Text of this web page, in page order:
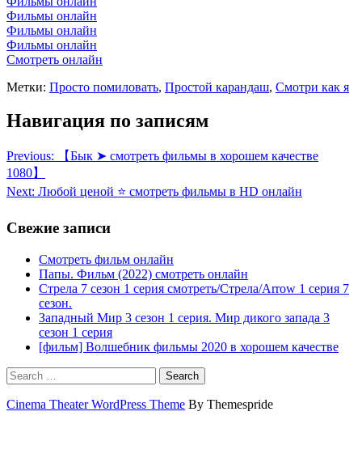
Фильмы онлайн
Фильмы онлайн
Фильмы онлайн
Смотреть онлайн
Метки: Просто помиловать, Простой карандаш, Смотри как я
Навигация по записям
Previous:
【Бык ➤ смотреть фильмы в хорошем качестве
1080】
Next: Любой ценой ⭐ смотреть фильмы в HD онлайн
Свежие записи
Смотреть фильм онлайн
Папы. Фильм (2022) смотреть онлайн
Стрела 7 сезон 1 серия смотреть/Стрела/Arrow 1 серия 7
сезон.
Западный Мир 3 сезон 1 серия. Мир дикого запада 3
сезон 1 серия
[фильм] Волшебник фильмы 2020 в хорошем качестве
Search
Cinema Theater WordPress Theme By Themespride